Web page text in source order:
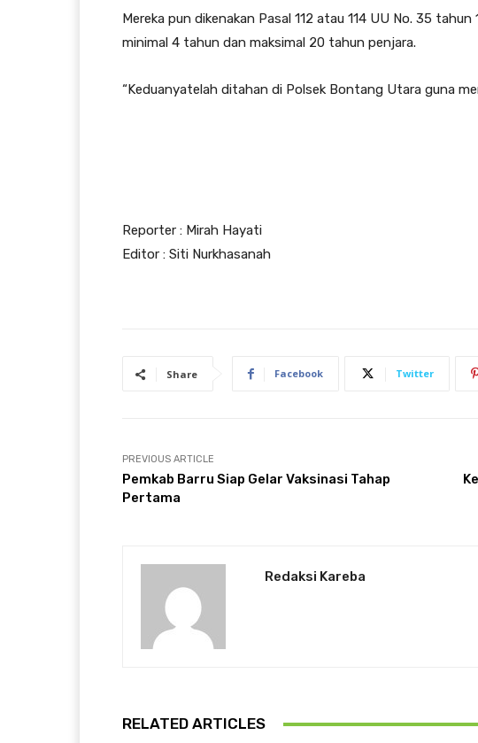
Mereka pun dikenakan Pasal 112 atau 114 UU No. 35
minimal 4 tahun dan maksimal 20 tahun penjara.
“Keduanyatelah ditahan di Polsek Bontang Utara guna
Reporter : Mirah Hayati
Editor : Siti Nurkhasanah
Share Facebook Twitter
PREVIOUS ARTICLE
Pemkab Barru Siap Gelar Vaksinasi Tahap
Pertama
Redaksi Kareba
RELATED ARTICLES